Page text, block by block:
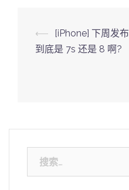
Post
navigation
⟵
[iPhone] 下周发布
到底是 7s 还是 8 啊?
索：